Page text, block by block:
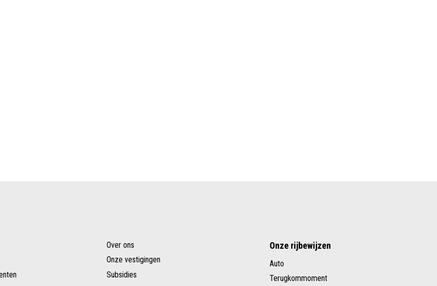
Over ons
Onze vestigingen
Subsidies
Onze rijbewijzen
Auto
Terugkommoment